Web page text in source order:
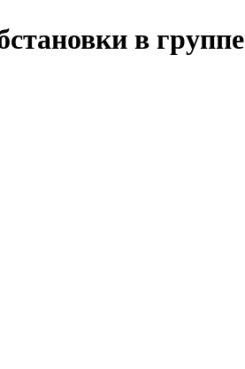
в группе